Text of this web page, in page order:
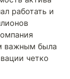
работать и
важным была
четко